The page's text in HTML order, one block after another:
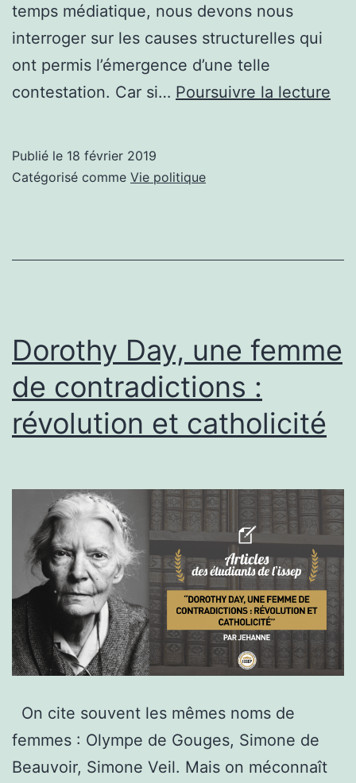
temps médiatique, nous devons nous
interroger sur les causes structurelles qui
ont permis l’émergence d’une telle
contestation. Car si… Poursuivre la lecture
Publié le 18 février 2019
Catégorisé comme Vie politique
Dorothy Day, une femme
de contradictions :
révolution et catholicité
On cite souvent les mêmes noms de
femmes : Olympe de Gouges, Simone de
Beauvoir, Simone Veil. Mais on méconnaît